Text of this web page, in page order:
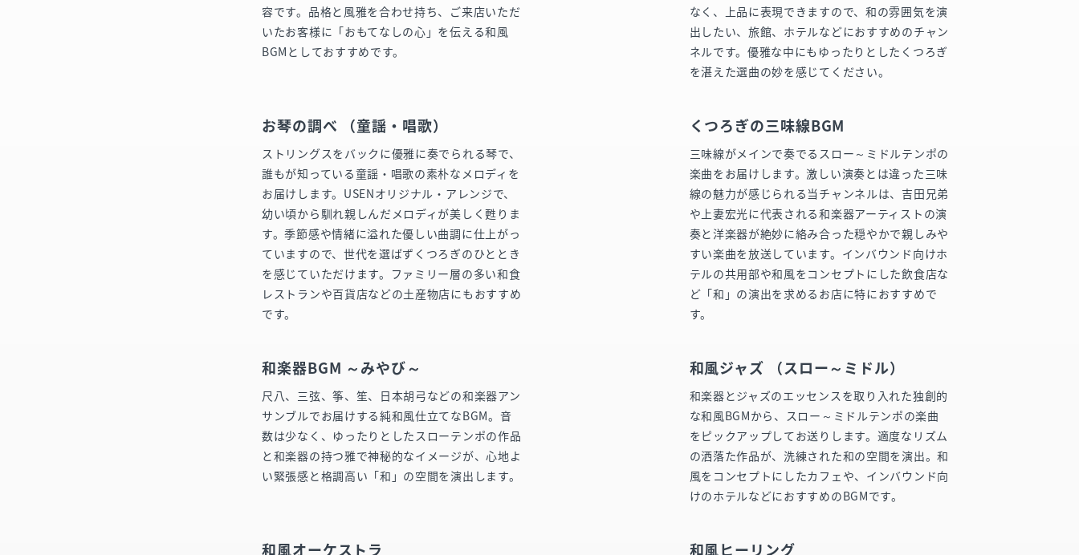
容です。品格と風雅を合わせ持ち、ご来店いただ
いたお客様に「おもてなしの心」を伝える和風
BGMとしておすすめです。
なく、上品に表現できますので、和の雰囲気を演
出したい、旅館、ホテルなどにおすすめのチャン
ネルです。優雅な中にもゆったりとしたくつろぎ
を湛えた選曲の妙を感じてください。
お琴の調べ （童謡・唱歌）
ストリングスをバックに優雅に奏でられる琴で、
誰もが知っている童謡・唱歌の素朴なメロディを
お届けします。USENオリジナル・アレンジで、
幼い頃から馴れ親しんだメロディが美しく甦りま
す。季節感や情緒に溢れた優しい曲調に仕上がっ
ていますので、世代を選ばずくつろぎのひととき
を感じていただけます。ファミリー層の多い和食
レストランや百貨店などの土産物店にもおすすめ
です。
くつろぎの三味線BGM
三味線がメインで奏でるスロー～ミドルテンポの
楽曲をお届けします。激しい演奏とは違った三味
線の魅力が感じられる当チャンネルは、吉田兄弟
や上妻宏光に代表される和楽器アーティストの演
奏と洋楽器が絶妙に絡み合った穏やかで親しみや
すい楽曲を放送しています。インバウンド向けホ
テルの共用部や和風をコンセプトにした飲食店な
ど「和」の演出を求めるお店に特におすすめで
す。
和楽器BGM ～みやび～
尺八、三弦、筝、笙、日本胡弓などの和楽器アン
サンブルでお届けする純和風仕立てなBGM。音
数は少なく、ゆったりとしたスローテンポの作品
と和楽器の持つ雅で神秘的なイメージが、心地よ
い緊張感と格調高い「和」の空間を演出します。
和風ジャズ （スロー～ミドル）
和楽器とジャズのエッセンスを取り入れた独創的
な和風BGMから、スロー～ミドルテンポの楽曲
をピックアップしてお送りします。適度なリズム
の洒落た作品が、洗練された和の空間を演出。和
風をコンセプトにしたカフェや、インバウンド向
けのホテルなどにおすすめのBGMです。
和風オーケストラ 和風ヒーリング